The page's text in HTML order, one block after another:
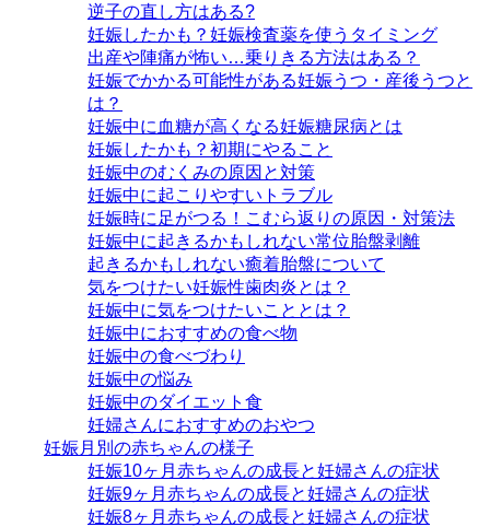
逆子の直し方はある?
妊娠したかも？妊娠検査薬を使うタイミング
出産や陣痛が怖い…乗りきる方法はある？
妊娠でかかる可能性がある妊娠うつ・産後うつと
は？
妊娠中に血糖が高くなる妊娠糖尿病とは
妊娠したかも？初期にやること
妊娠中のむくみの原因と対策
妊娠中に起こりやすいトラブル
妊娠時に足がつる！こむら返りの原因・対策法
妊娠中に起きるかもしれない常位胎盤剥離
起きるかもしれない癒着胎盤について
気をつけたい妊娠性歯肉炎とは？
妊娠中に気をつけたいこととは？
妊娠中におすすめの食べ物
妊娠中の食べづわり
妊娠中の悩み
妊娠中のダイエット食
妊婦さんにおすすめのおやつ
妊娠月別の赤ちゃんの様子
妊娠10ヶ月赤ちゃんの成長と妊婦さんの症状
妊娠9ヶ月赤ちゃんの成長と妊婦さんの症状
妊娠8ヶ月赤ちゃんの成長と妊婦さんの症状